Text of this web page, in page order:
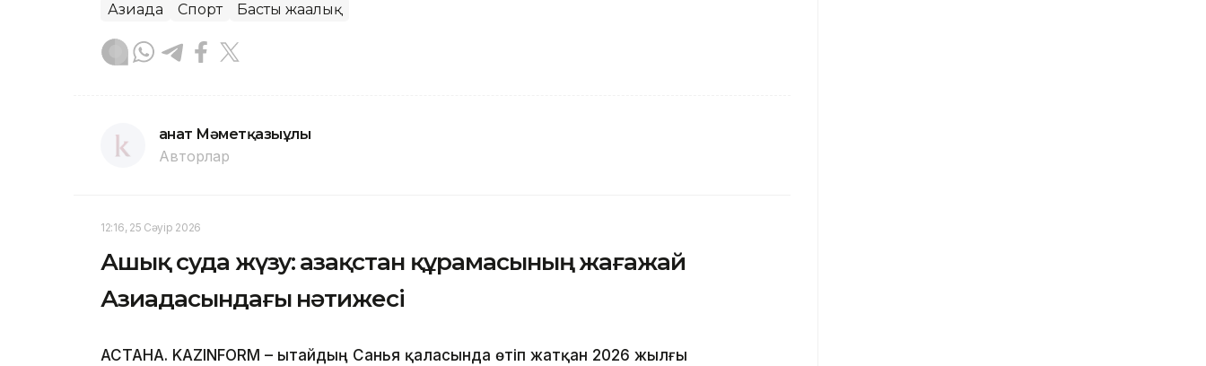
Азиада Спорт Басты жаңалық
Қанат Мәметқазыұлы
Авторлар
12:16, 25 Сәуір 2026
Ашық суда жүзу: Қазақстан құрамасының жағажай
Азиадасындағы нәтижеcі
АСТАНА. KAZINFORM – Қытайдың Санья қаласында өтіп жатқан 2026 жылғы